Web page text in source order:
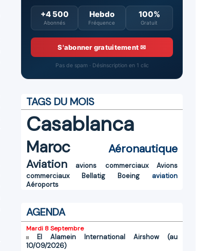
+4 500
Abonnés
Hebdo
Fréquence
100%
Gratuit
S'abonner gratuitement ✉
Pas de spam · Désinscription en 1 clic
TAGS DU MOIS
Casablanca
Maroc
Aéronautique
Aviation
avions commerciaux
Avions
commerciaux
Bellatig Boeing
aviation
Aéroports
AGENDA
Mardi 8 Septembre
El Alamein International Airshow (au
10/09/2026)